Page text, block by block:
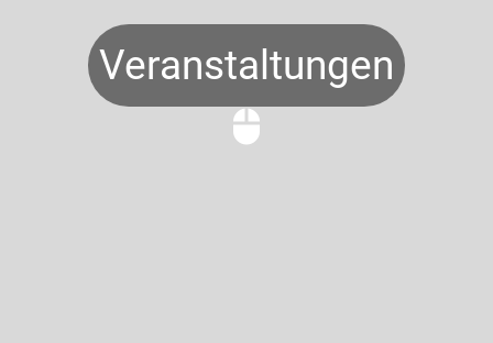
Veranstaltungen
mouse